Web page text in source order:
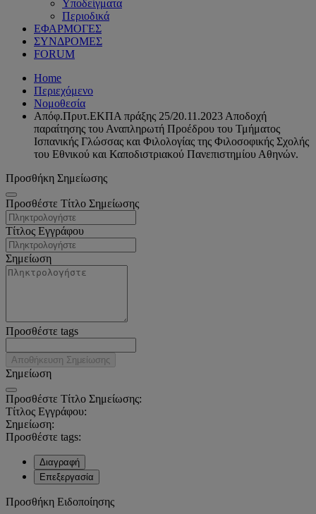
Υποδείγματα
Περιοδικά
ΕΦΑΡΜΟΓΕΣ
ΣΥΝΔΡΟΜΕΣ
FORUM
Home
Περιεχόμενο
Νομοθεσία
Απόφ.Πρυτ.ΕΚΠΑ πράξης 25/20.11.2023 Αποδοχή
παραίτησης του Αναπληρωτή Προέδρου του Τμήματος
Ισπανικής Γλώσσας και Φιλολογίας της Φιλοσοφικής Σχολής
του Εθνικού και Καποδιστριακού Πανεπιστημίου Αθηνών.
Προσθήκη Σημείωσης
Προσθέστε Τίτλο Σημείωσης
Τίτλος Εγγράφου
Σημείωση
Προσθέστε tags
Αποθήκευση Σημείωσης
Σημείωση
Προσθέστε Τίτλο Σημείωσης:
Τίτλος Εγγράφου:
Σημείωση:
Προσθέστε tags:
Διαγραφή
Επεξεργασία
Προσθήκη Ειδοποίησης